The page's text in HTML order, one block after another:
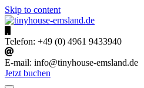
Skip to content
tinyhouse-emsland.de
Urlaub im Emsland
Telefon: +49 (0) 4961 9433940
E-mail: info@tinyhouse-emsland.de
Jetzt buchen